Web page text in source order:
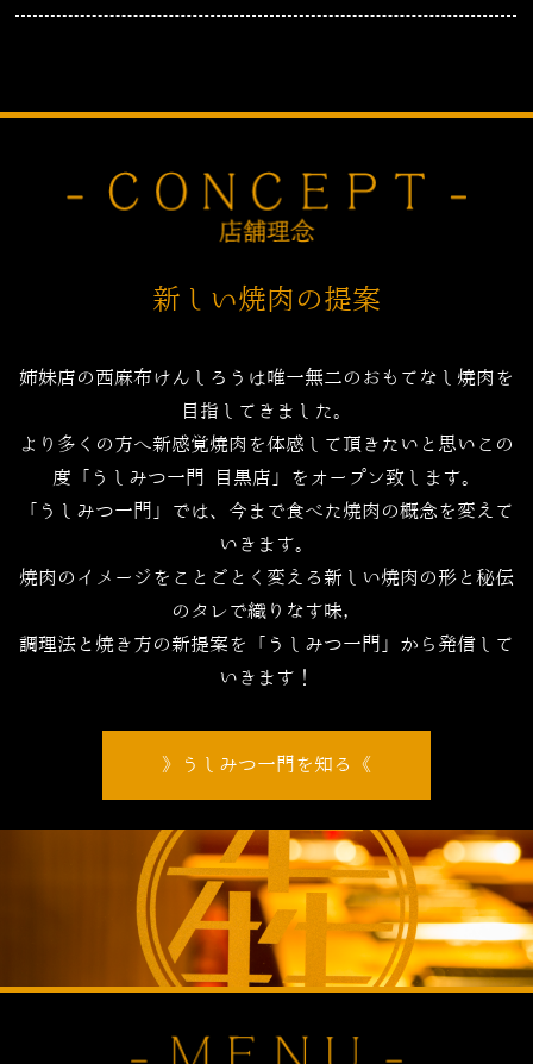
新しい焼肉の提案
姉妹店の西麻布けんしろうは唯一無二のおもてなし焼肉を
目指してきました。
より多くの方へ新感覚焼肉を体感して頂きたいと思いこの
度「うしみつ一門 目黒店」をオープン致します。
「うしみつ一門」では、今まで食べた焼肉の概念を変えて
いきます。
焼肉のイメージをことごとく変える新しい焼肉の形と秘伝
のタレで織りなす味，
調理法と焼き方の新提案を「うしみつ一門」から発信して
いきます！
うしみつ一門を知る